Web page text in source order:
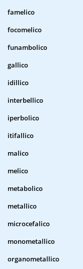
famelico
focomelico
funambolico
gallico
idillico
interbellico
iperbolico
itifallico
malico
melico
metabolico
metallico
microcefalico
monometallico
organometallico